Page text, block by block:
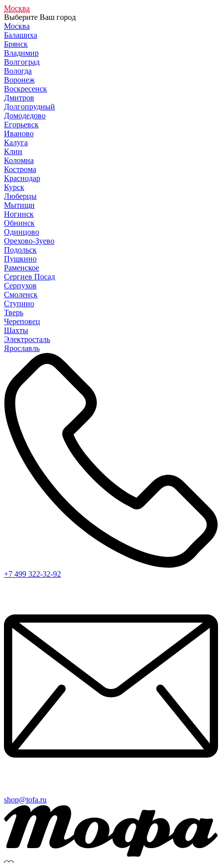
Москва
Выберите Ваш город
Москва
Балашиха
Брянск
Владимир
Волгоград
Вологда
Воронеж
Воскресенск
Дмитров
Долгопрудный
Домодедово
Егорьевск
Иваново
Калуга
Клин
Коломна
Кострома
Краснодар
Курск
Люберцы
Мытищи
Ногинск
Обнинск
Одинцово
Орехово-Зуево
Подольск
Пушкино
Раменское
Сергиев Посад
Серпухов
Смоленск
Ступино
Тверь
Череповец
Шахты
Электросталь
Ярославль
+7 499 322-32-92
shop@tofa.ru